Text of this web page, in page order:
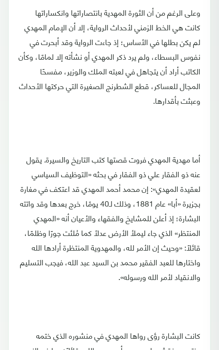
وعلى الرغم من أن الثورة المهدية بانتصاراتها وانكساراتها
كانت هي الخط الزمني لأحداث الرواية، إلا أن الإمام المهدي
لم يكن بطلها في الأساس؛ إذ جاءت الرواية وقد أبحرت في
نفوس البسطاء، ولم يرد ذكر المهدي أو نشأته إلا لمامًا، وكأن
الكاتب أراد أن يتجاهل في لعبته الملك والوزير، مفسحًا
المجال للعساكر، قطع الشطرنج الصغيرة التي حركتها الأحداث
وعبثت بأقدارها.
أما مهدية المهدي فروت قصتها كتب التاريخ والسيرة. يقول
عنه ذو الفقار علي ذو الفقار في بحثه «التوظيف السياسي
لعقيدة المهدي»: إن محمد أحمد المهدي قد اعتكف في مغارة
بجزيرة «أبا» عام 1881، وذلك لـ40 يومًا، خرج بعدها وقد واتته
البشارة؛ إذ أعلن للمشايخ والفقهاء والأعيان أنه «المهدي
المنتظر» الذي جاء ليملأ الأرض عدلًا كما مُلئت جورًا وظلمًا،
قائلًا: «وحيث إن الأمر لله، والمهدوية المنتظرة أرادها الله
واختارها للعبد الفقير محمد بن السيد عبد الله، فيجب التسليم
والانقياد لأمر الله ورسوله».
كانت البشارة رؤى رواها المهدي في منشوره الذي ختمه